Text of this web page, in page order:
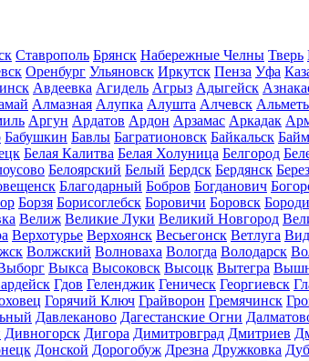
Ставрополь Брянск Набережные Челны Тверь
Оренбург Ульяновск Иркутск Пенза Уфа
Авдеевка Агидель Агрыз Адыгейск
Алмазная Алупка Алушта Алчевск
Аргун Ардатов Ардон Арзамас Аркадак
Бабушкин Бавлы Багратионовск Байкальск
Белая Калитва Белая Холуница Белгород
Белоярский Белый Бердск Бердянск
Благодарный Бобров Богданович
Борзя Борисоглебск Боровичи Боровск
Велиж Великие Луки Великий Новгород
Верхотурье Верхоянск Весьегонск Ветлуга
Волжский Волноваха Вологда Володарск
Выкса Высоковск Высоцк Вытегра
Гдов Геленджик Геническ Георгиевск
Горячий Ключ Грайворон Гремячинск
Давлеканово Дагестанские Огни
Дивногорск Дигора Димитровград Дмитриев
Донской Дорогобуж Дрезна Дружковка